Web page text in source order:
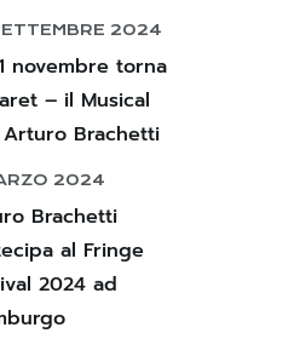
2024
novembre torna
– il Musical
Brachetti
2024
Brachetti
al Fringe
2024 ad